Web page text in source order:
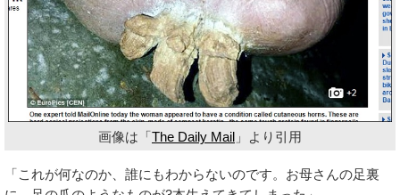
画像は「The Daily Mail 」より引用
「これが何なのか、誰にもわからないのです。お母さんの足裏